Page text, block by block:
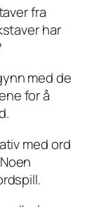
fra
har
med de
for å
med ord